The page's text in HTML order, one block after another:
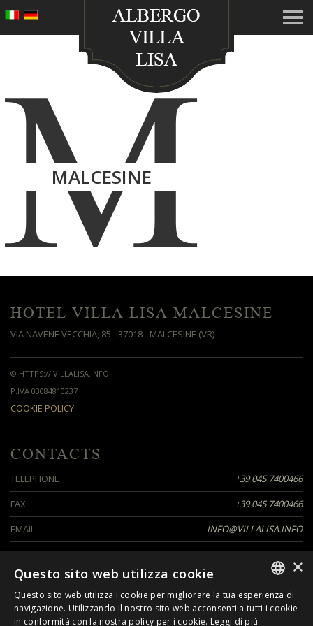
M
MALCESINE
HOTEL VILLA LISA MALCESINE
VIA NAVENE VECCHIA, 85 - 37018 - MALCESINE (VR)
© HTTPS://.VILLALISA.INFO
P.IVA 03084810237
COOKIE POLICY
CONTACTS
TELEPHONE
+39 045 7400466
FAX
+39 045 7400466
EMAIL
INFO@VILLALISA.INFO
SEGUICI SU
ITALIAN
×
Questo sito web utilizza cookie
Questo sito web utilizza i cookie per migliorare la tua esperienza di
navigazione. Utilizzando il nostro sito web acconsenti a tutti i cookie
in conformità con la nostra policy per i cookie. Leggi di più